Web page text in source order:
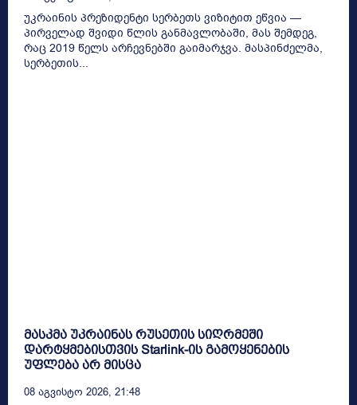
უკრაინის პრეზიდენტი სერბეთს ვიზიტით ეწვია —
პირველად შვიდი წლის განმავლობაში, მას შემდეგ,
რაც 2019 წელს არჩევნებში გაიმარჯვა. მასპინძელმა,
სერბეთის...
მასკმა უკრაინას რუსეთის სიღრმეში
დარტყმებისთვის Starlink-ის გამოყენების
უფლება არ მისცა
08 Აგვისტო 2026, 21:48